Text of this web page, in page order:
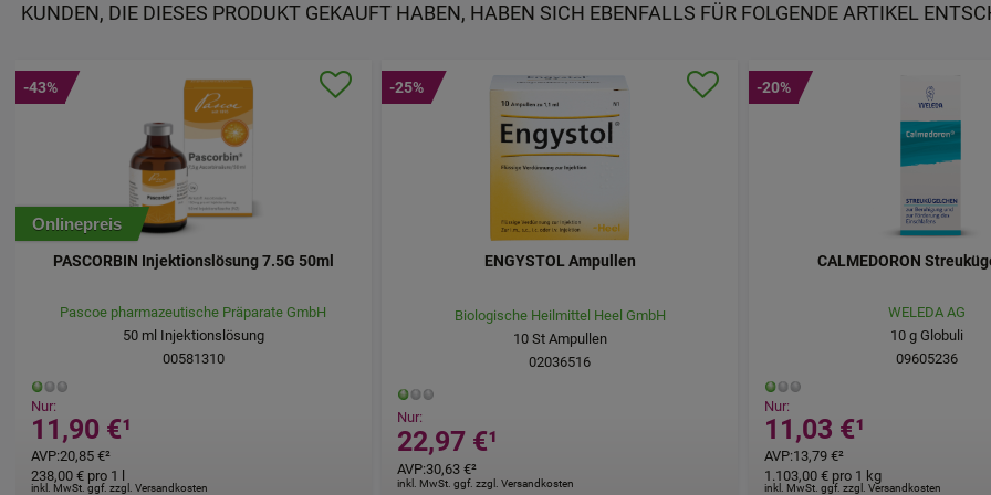
KUNDEN, DIE DIESES PRODUKT GEKAUFT HABEN, HABEN SICH EBENFALLS FÜR FOLGENDE ARTIKEL
Onlinepreis
PASCORBIN Injektionslösung 7.5G 50ml
Pascoe pharmazeutische Präparate GmbH
50ml Injektionslösung
00581310
Nur:
11,90 €¹
AVP:20,85 €²
inkl. MwSt. ggf. zzgl. Versandkosten
238,00 € pro 1 l
-43%
ENGYSTOL Ampullen
Biologische Heilmittel Heel GmbH
10St Ampullen
02036516
Nur:
22,97 €¹
AVP:30,63 €²
inkl. MwSt. ggf. zzgl. Versandkosten
-25%
CALMEDORON
WELEDA AG
10g Globuli
09605236
Nur:
11,03 €¹
AVP:13,79 €²
inkl. MwSt. ggf. zzgl. Versandkosten
1.103,00 €pro 1 kg
-20%